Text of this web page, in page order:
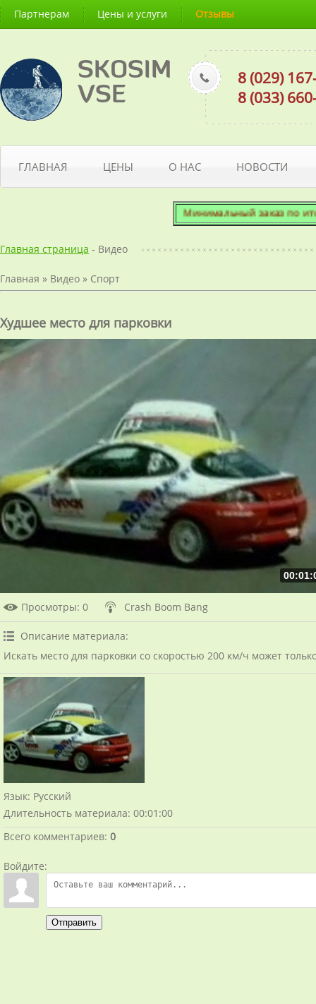
Партнерам Цены и услуги Отзывы
SKOSIM
VSE
8 (029)
8 (033)
ГЛАВНАЯ ЦЕНЫ О НАС НОВОСТИ
Минимальный заказ по
Главная страница - Видео
Главная » Видео » Спорт
Худшее место для парковки
Просмотры: 0 Crash Boom Bang
Описание материала:
Искать место для парковки со скоростью 200 км/ч может
Язык: Русский
Длительность материала: 00:01:00
Всего комментариев: 0
Войдите:
Отправить